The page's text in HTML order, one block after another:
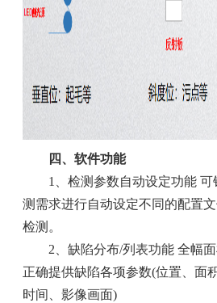
四、软件功能
1、检测参数自动设定功能
测需求进行自动设定不同的配置
检测。
2、缺陷分布/列表功能 全幅
正确提供缺陷各项参数(位置、面
时间、影像画面)